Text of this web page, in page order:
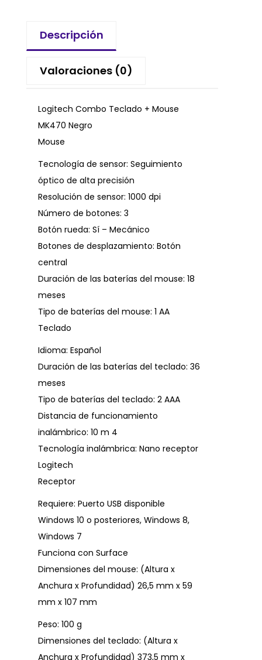
Descripción
Valoraciones (0)
Logitech Combo Teclado + Mouse
MK470 Negro
Mouse
Tecnología de sensor: Seguimiento
óptico de alta precisión
Resolución de sensor: 1000 dpi
Número de botones: 3
Botón rueda: Sí – Mecánico
Botones de desplazamiento: Botón
central
Duración de las baterías del mouse: 18
meses
Tipo de baterías del mouse: 1 AA
Teclado
Idioma: Español
Duración de las baterías del teclado: 36
meses
Tipo de baterías del teclado: 2 AAA
Distancia de funcionamiento
inalámbrico: 10 m 4
Tecnología inalámbrica: Nano receptor
Logitech
Receptor
Requiere: Puerto USB disponible
Windows 10 o posteriores, Windows 8,
Windows 7
Funciona con Surface
Dimensiones del mouse: (Altura x
Anchura x Profundidad) 26,5 mm x 59
mm x 107 mm
Peso: 100 g
Dimensiones del teclado: (Altura x
Anchura x Profundidad) 373,5 mm x